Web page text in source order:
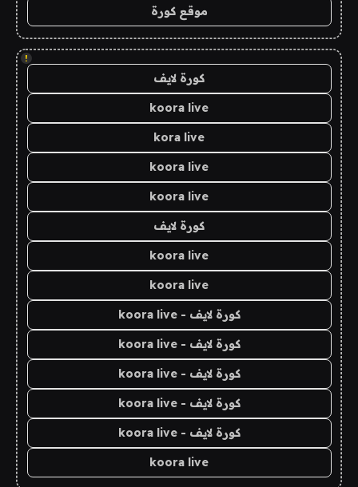
موقع كورة
!
كورة لايف
koora live
kora live
koora live
koora live
كورة لايف
koora live
koora live
كورة لايف - koora live
كورة لايف - koora live
كورة لايف - koora live
كورة لايف - koora live
كورة لايف - koora live
koora live